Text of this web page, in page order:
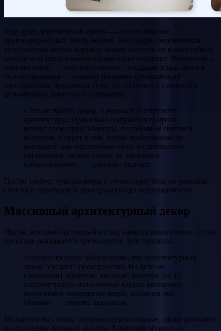
Ещё один действенный приём — использование
крупноформатных изображений. Благодаря современным
технологиям любую картину можно нанести на влагостойкие
панели или специальную керамическую плитку. Фотопанно с
перспективой — морской горизонт, уходящая вдаль дорога,
лесная тропинка — создают иллюзию продолжения
пространства, превращая стену из статичного элемента в
динамичную доминанту интерьера.
«Это не просто декор, а мощный инструмент
архитектуры. Правильно выбранная графика
меняет геометрию комнаты, наполняя её светом и
воздухом. Секрет в том, чтобы изображение не
выглядело как наклеенные обои, а становилось
органичной частью стены, её логичным
продолжением», — поясняет эксперт.
Приём требует чувства меры и точного расчёта, но результат
способен преобразить пространство до неузнаваемости.
Массивный архитектурный декор
Приём, который на первый взгляд кажется нелогичным, но на
практике оказывается чрезвычайно действенным.
«Распространено заблуждение, что архитектурный
декор "съедает" пространство. На деле же
происходит обратное: высокий плинтус (от 15
сантиметров) и потолочный карниз визуально
вытягивают помещение вверх, добавляя ему
объёма», — уверяет декоратор.
Молдинги на стенах, особенно вертикальные, также работают
на ощущение большей высоты. Ключевой момент —